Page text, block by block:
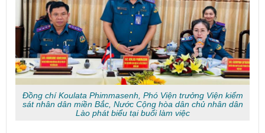
Đồng chí Koulata Phimmasenh, Phó Viện trưởng Viện kiểm
sát nhân dân miền Bắc, Nước Cộng hòa dân chủ nhân dân
Lào phát biểu tại buổi làm việc